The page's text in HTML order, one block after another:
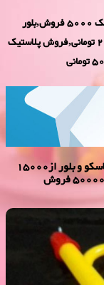
پلاستیک عزیزی در اهواز,پلاستیک 2000 فروش,پلاستیک 5000 فروش,بلور
2000 فروش,بلور 5000 فروش,فروش پلاستیک 2000 تومانی,فروش پلاستیک
نمایندگی پلاسكو وبلورعزیزی در اهواز - حراجی پلاسکو و بلور از15000